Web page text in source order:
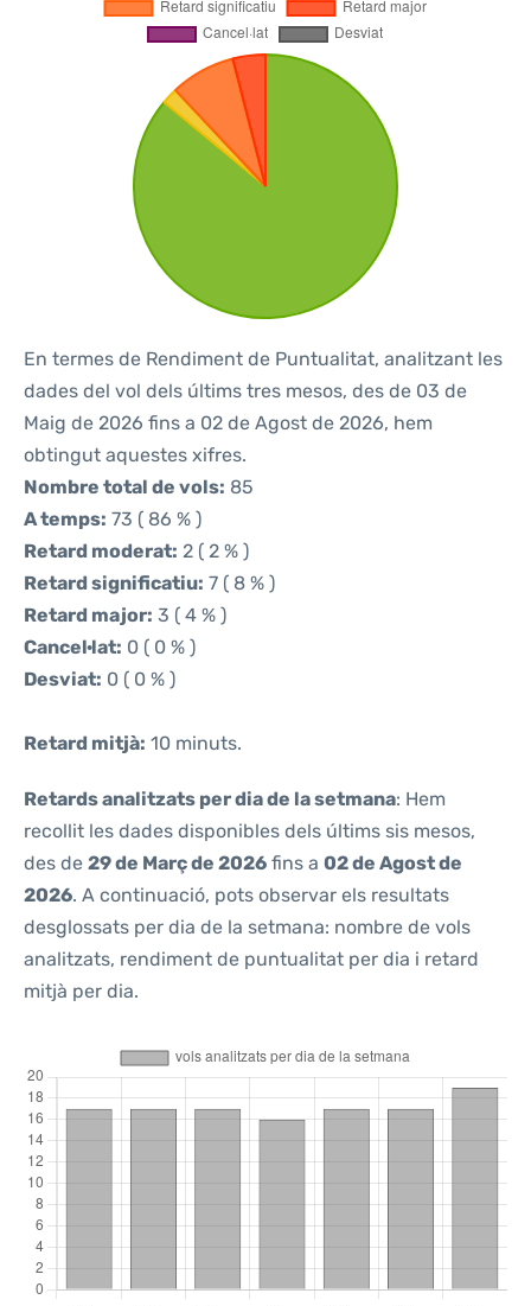
En termes de Rendiment de Puntualitat, analitzant les
dades del vol dels últims tres mesos, des de 03 de
Maig de 2026 fins a 02 de Agost de 2026, hem
obtingut aquestes xifres.
Nombre total de vols: 85
A temps: 73 ( 86 % )
Retard moderat: 2 ( 2 % )
Retard significatiu: 7 ( 8 % )
Retard major: 3 ( 4 % )
Cancel·lat: 0 ( 0 % )
Desviat: 0 ( 0 % )
Retard mitjà: 10 minuts.
Retards analitzats per dia de la setmana: Hem
recollit les dades disponibles dels últims sis mesos,
des de 29 de Març de 2026 fins a 02 de Agost de
2026. A continuació, pots observar els resultats
desglossats per dia de la setmana: nombre de vols
analitzats, rendiment de puntualitat per dia i retard
mitjà per dia.